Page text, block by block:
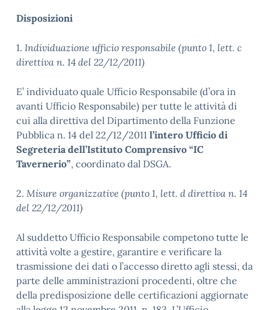
Disposizioni
1. Individuazione ufficio responsabile (punto 1, lett. c
direttiva n. 14 del 22/12/2011)
E’ individuato quale Ufficio Responsabile (d’ora in
avanti Ufficio Responsabile) per tutte le attività di
cui alla direttiva del Dipartimento della Funzione
Pubblica n. 14 del 22/12/2011 l’intero Ufficio di
Segreteria dell’Istituto Comprensivo “IC
Tavernerio”, coordinato dal DSGA.
2. Misure organizzative (punto 1, lett. d direttiva n. 14
del 22/12/2011)
Al suddetto Ufficio Responsabile competono tutte le
attività volte a gestire, garantire e verificare la
trasmissione dei dati o l’accesso diretto agli stessi, da
parte delle amministrazioni procedenti, oltre che
della predisposizione delle certificazioni aggiornate